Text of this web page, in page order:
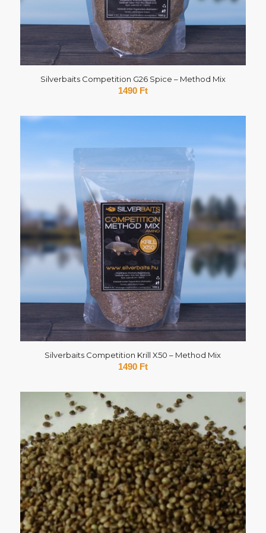
Silverbaits Competition G26 Spice – Method Mix
1490 Ft
Silverbaits Competition Krill X50 – Method Mix
1490 Ft